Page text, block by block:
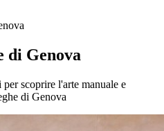
di Genova
scoprire l'arte manuale e
di Genova